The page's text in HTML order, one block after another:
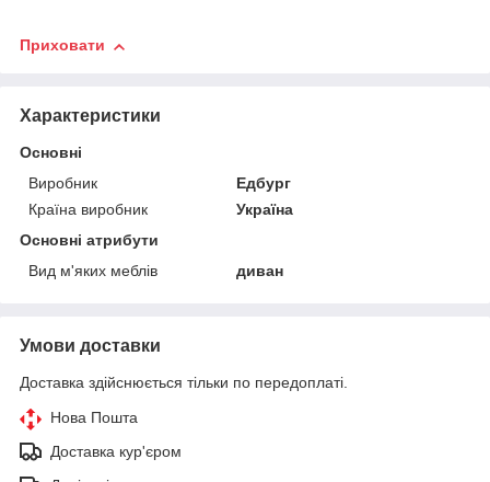
Приховати
Характеристики
Основні
Виробник
Едбург
Країна виробник
Україна
Основні атрибути
Вид м'яких меблів
диван
Умови доставки
Доставка здійснюється тільки по передоплаті.
Нова Пошта
Доставка кур'єром